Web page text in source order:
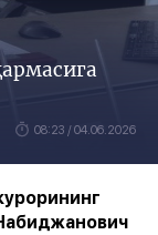
08:23 / 04.06.2026